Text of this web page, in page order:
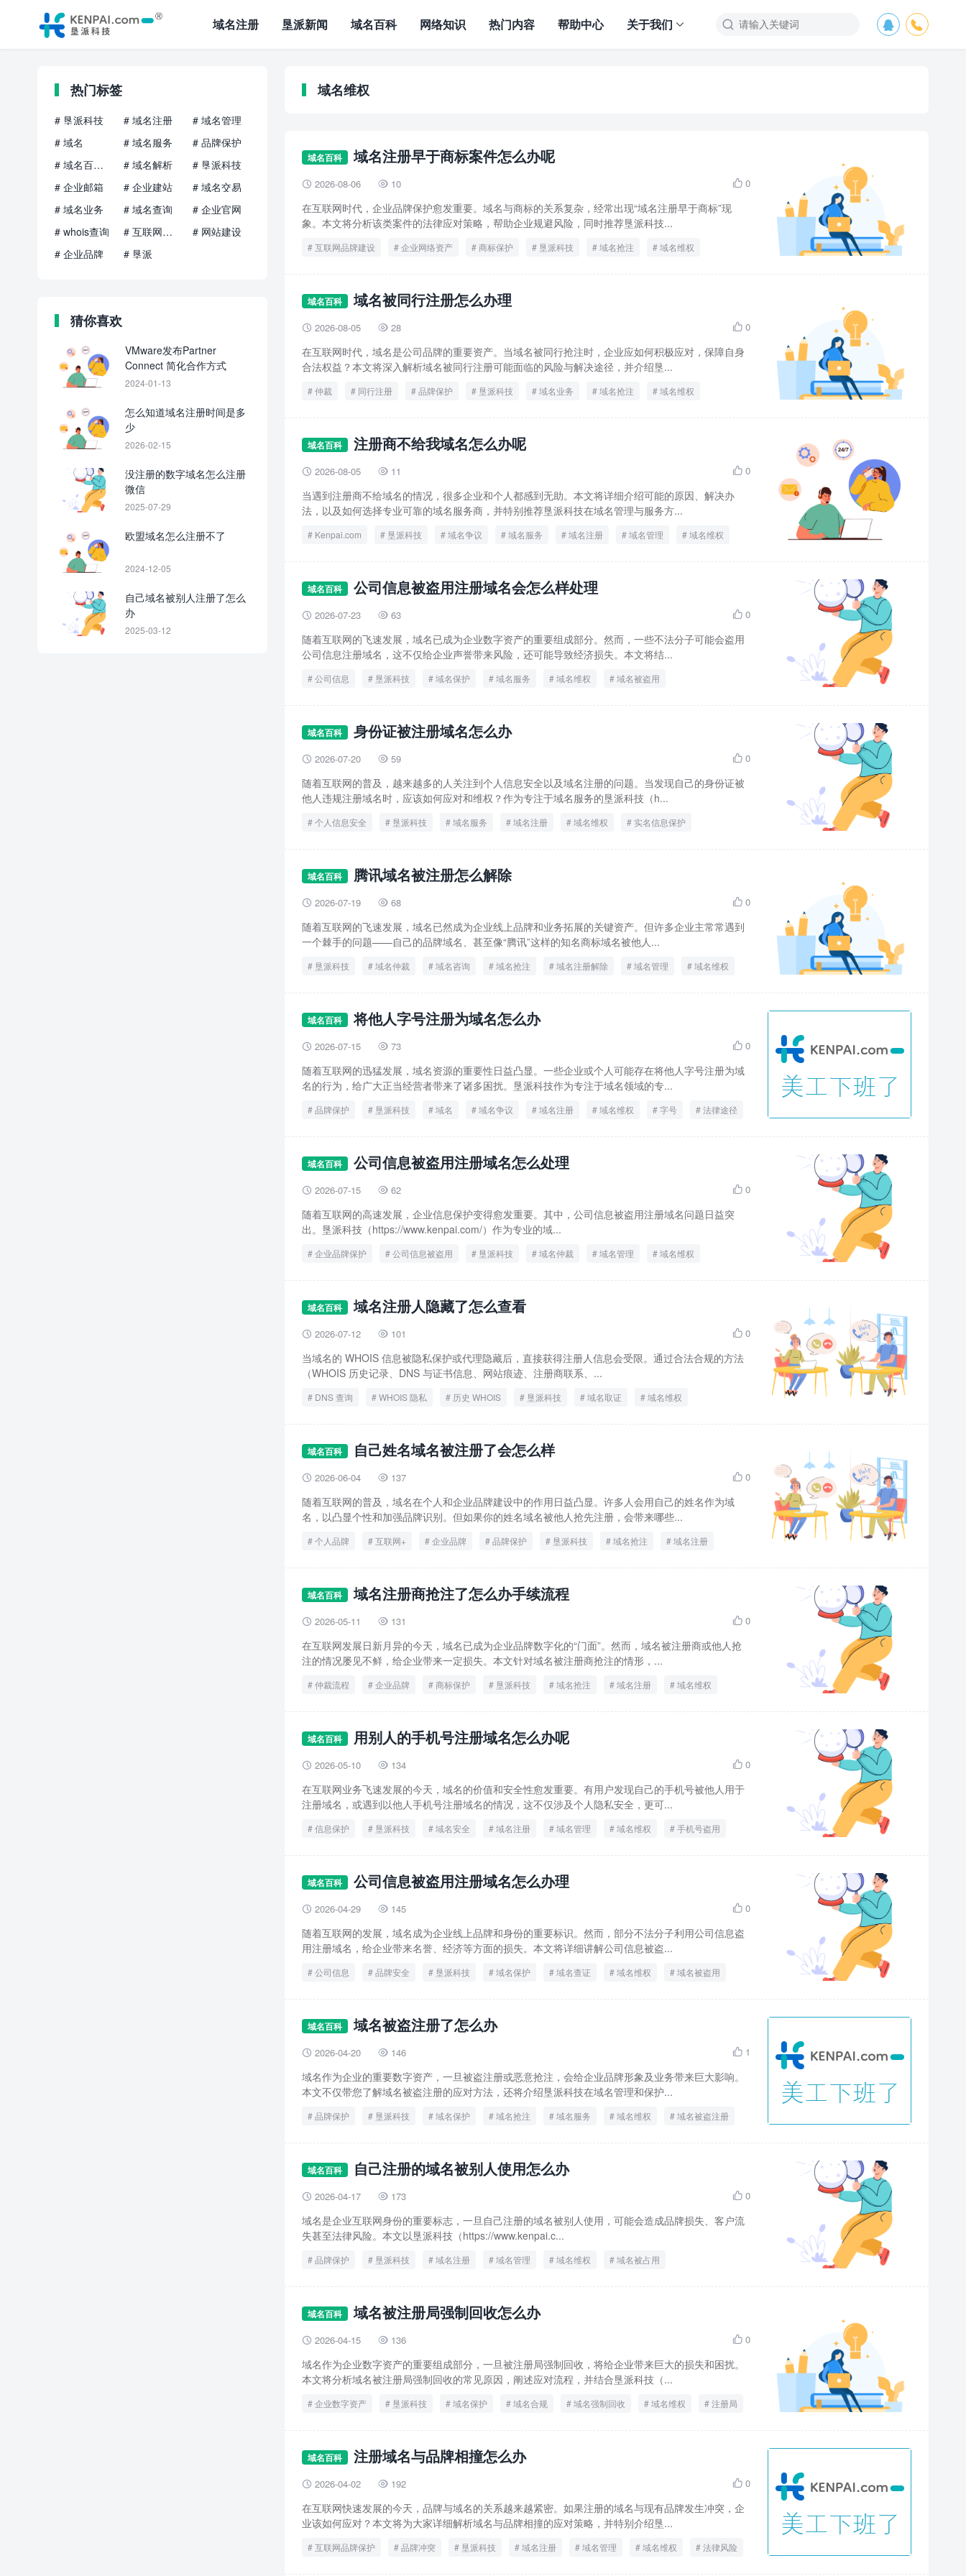
 

域名注册 垦派新闻 域名百科 网络知识 热门内容 帮助中心 关于我们
域名维权
域名百科 域名注册早于商标案件怎么办呢
 2026-08-06  10  0
在互联网时代，企业品牌保护愈发重要。域名与商标的关系复杂，经常出现“域名注册早于商标”现
象。本文将分析该类案件的法律应对策略，帮助企业规避风险，同时推荐垦派科技...
互联网品牌建设 企业网络资产 商标保护 垦派科技 域名抢注
域名维权
域名百科 域名被同行注册怎么办理
 2026-08-05  28  0
在互联网时代，域名是公司品牌的重要资产。当域名被同行抢注时，企业应如何积极应对，保障自身
合法权益？本文将深入解析域名被同行注册可能面临的风险与解决途径，并介绍垦...
仲裁 同行注册 品牌保护 垦派科技 域名业务 域名抢注
域名维权
域名百科 注册商不给我域名怎么办呢
 2026-08-05  11  0
当遇到注册商不给域名的情况，很多企业和个人都感到无助。本文将详细介绍可能的原因、解决办
法，以及如何选择专业可靠的域名服务商，并特别推荐垦派科技在域名管理与服务方...
Kenpai.com 垦派科技 域名争议 域名服务 域名注册 域名管理
域名维权
域名百科 公司信息被盗用注册域名会怎么样处理
 2026-07-23  63  0
随着互联网的飞速发展，域名已成为企业数字资产的重要组成部分。然而，一些不法分子可能会盗用
公司信息注册域名，这不仅给企业声誉带来风险，还可能导致经济损失。本文将结...
公司信息 垦派科技 域名保护 域名服务 域名维权 域名被盗用
域名百科 身份证被注册域名怎么办
 2026-07-20  59  0
随着互联网的普及，越来越多的人关注到个人信息安全以及域名注册的问题。当发现自己的身份证被
他人违规注册域名时，应该如何应对和维权？作为专注于域名服务的垦派科技（h...
个人信息安全 垦派科技 域名服务 域名注册 域名维权
实名信息保护
域名百科 腾讯域名被注册怎么解除
 2026-07-19  68  0
随着互联网的飞速发展，域名已然成为企业线上品牌和业务拓展的关键资产。但许多企业主常常遇到
一个棘手的问题——自己的品牌域名、甚至像“腾讯”这样的知名商标域名被他人...
垦派科技 域名仲裁 域名咨询 域名抢注 域名注册解除 域名管理
域名维权
域名百科 将他人字号注册为域名怎么办
 2026-07-15  73  0
随着互联网的迅猛发展，域名资源的重要性日益凸显。一些企业或个人可能存在将他人字号注册为域
名的行为，给广大正当经营者带来了诸多困扰。垦派科技作为专注于域名领域的专...
品牌保护 垦派科技 域名 域名争议 域名注册 域名维权 字号 法律途径
域名百科 公司信息被盗用注册域名怎么处理
 2026-07-15  62  0
随着互联网的高速发展，企业信息保护变得愈发重要。其中，公司信息被盗用注册域名问题日益突
出。垦派科技（https://www.kenpai.com/）作为专业的域...
企业品牌保护 公司信息被盗用 垦派科技 域名仲裁 域名管理
域名维权
域名百科 域名注册人隐藏了怎么查看
 2026-07-12  101  0
当域名的 WHOIS 信息被隐私保护或代理隐藏后，直接获得注册人信息会受限。通过合法合规的方法
（WHOIS 历史记录、DNS 与证书信息、网站痕迹、注册商联系、...
DNS 查询 WHOIS 隐私 历史 WHOIS 垦派科技 域名取证
域名维权
域名百科 自己姓名域名被注册了会怎么样
 2026-06-04  137  0
随着互联网的普及，域名在个人和企业品牌建设中的作用日益凸显。许多人会用自己的姓名作为域
名，以凸显个性和加强品牌识别。但如果你的姓名域名被他人抢先注册，会带来哪些...
个人品牌 互联网+ 企业品牌 品牌保护 垦派科技 域名抢注
域名注册
域名百科 域名注册商抢注了怎么办手续流程
 2026-05-11  131  0
在互联网发展日新月异的今天，域名已成为企业品牌数字化的“门面”。然而，域名被注册商或他人抢
注的情况屡见不鲜，给企业带来一定损失。本文针对域名被注册商抢注的情形，...
仲裁流程 企业品牌 商标保护 垦派科技 域名抢注 域名注册
域名维权
域名百科 用别人的手机号注册域名怎么办呢
 2026-05-10  134  0
在互联网业务飞速发展的今天，域名的价值和安全性愈发重要。有用户发现自己的手机号被他人用于
注册域名，或遇到以他人手机号注册域名的情况，这不仅涉及个人隐私安全，更可...
信息保护 垦派科技 域名安全 域名注册 域名管理 域名维权 手机号盗用
域名百科 公司信息被盗用注册域名怎么办理
 2026-04-29  145  0
随着互联网的发展，域名成为企业线上品牌和身份的重要标识。然而，部分不法分子利用公司信息盗
用注册域名，给企业带来名誉、经济等方面的损失。本文将详细讲解公司信息被盗...
公司信息 品牌安全 垦派科技 域名保护 域名查证 域名维权
域名被盗用
域名百科 域名被盗注册了怎么办
 2026-04-20  146  1
域名作为企业的重要数字资产，一旦被盗注册或恶意抢注，会给企业品牌形象及业务带来巨大影响。
本文不仅带您了解域名被盗注册的应对方法，还将介绍垦派科技在域名管理和保护...
品牌保护 垦派科技 域名保护 域名抢注 域名服务 域名维权 域名被盗注册
域名百科 自己注册的域名被别人使用怎么办
 2026-04-17  173  0
域名是企业互联网身份的重要标志，一旦自己注册的域名被别人使用，可能会造成品牌损失、客户流
失甚至法律风险。本文以垦派科技（https://www.kenpai.c...
品牌保护 垦派科技 域名注册 域名管理 域名维权 域名被占用
域名百科 域名被注册局强制回收怎么办
 2026-04-15  136  0
域名作为企业数字资产的重要组成部分，一旦被注册局强制回收，将给企业带来巨大的损失和困扰。
本文将分析域名被注册局强制回收的常见原因，阐述应对流程，并结合垦派科技（...
企业数字资产 垦派科技 域名保护 域名合规 域名强制回收 域名维权 注册局
域名百科 注册域名与品牌相撞怎么办
 2026-04-02  192  0
在互联网快速发展的今天，品牌与域名的关系越来越紧密。如果注册的域名与现有品牌发生冲突，企
业该如何应对？本文将为大家详细解析域名与品牌相撞的应对策略，并特别介绍垦...
互联网品牌保护 品牌冲突 垦派科技 域名注册 域名管理 域名维权 法律风险
热门标签
# 垦派科技 # 域名注册
# 域名管理
# 域名
# 域名服务
# 品牌保护
# 域名百科知识
# 域名解析
# 垦派科技
# 企业邮箱
# 企业建站
# 域名交易
# 域名业务
# 域名查询
# 企业官网
# whois查询
# 互联网品牌
# 网站建设
# 企业品牌
# 垦派
猜你喜欢
VMware发布Partner
Connect 简化合作方式
2024-01-13
怎么知道域名注册时间是多
少
2026-02-15
没注册的数字域名怎么注册
微信
2025-07-29
欧盟域名怎么注册不了
2024-12-05
自己域名被别人注册了怎么
办
2025-03-12